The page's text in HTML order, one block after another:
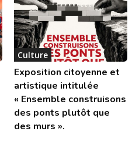
Culture
Exposition citoyenne et
artistique intitulée
« Ensemble construisons
des ponts plutôt que
des murs ».